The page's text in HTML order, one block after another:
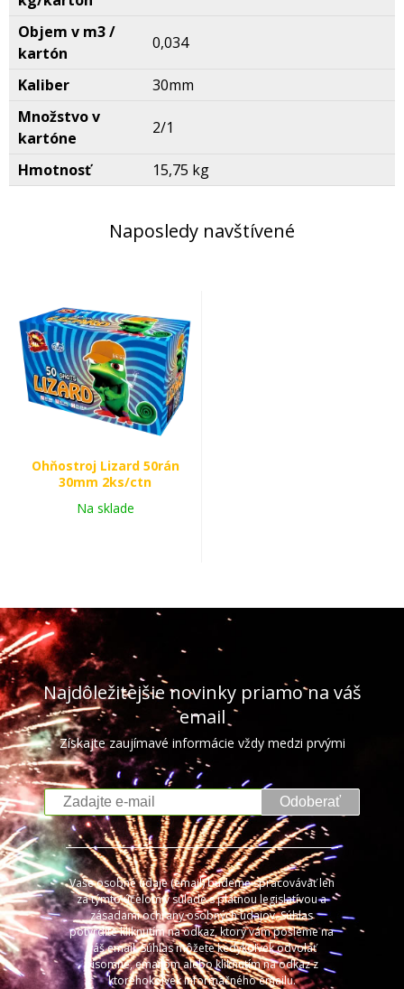
Objem v m3 /
kartón
0,034
Kaliber
30mm
Množstvo v
kartóne
2/1
Hmotnosť 15,75 kg
Naposledy navštívené
Ohňostroj Lizard 50rán
30mm 2ks/ctn
Na sklade
Najdôležitejšie novinky priamo na váš
email
Získajte zaujímavé informácie vždy medzi prvými
Odoberať
Vaše osobné údaje (email) budeme spracovávať len
za týmto účelom v súlade s platnou legislatívou a
zásadami ochrany osobných údajov. Súhlas
potvrdíte kliknutím na odkaz, ktorý vám pošleme na
váš email. Súhlas môžete kedykoľvek odvolať
písomne, emailom alebo kliknutím na odkaz z
ktoréhokoľvek informačného emailu.